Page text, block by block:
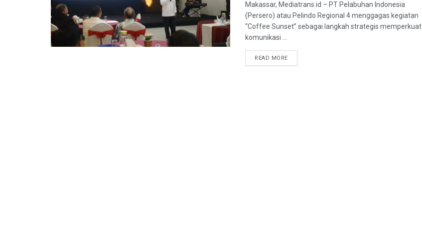
Makassar, Mediatrans.id – PT Pelabuhan Indonesia
(Persero) atau Pelindo Regional 4 menggagas kegiatan
“Coffee Sunset” sebagai langkah strategis memperkuat
komunikasi ...
READ MORE